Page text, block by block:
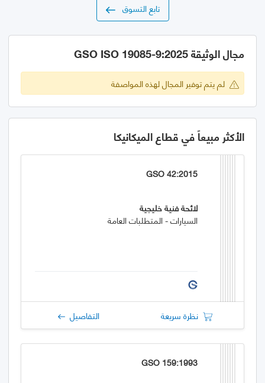
تابع التسوق
مجال الوثيقة GSO ISO 19085-9:2025
لم يتم توفير المجال لهذه المواصفة
الأكثر مبيعاً في قطاع الميكانيكا
GSO 42:2015
لائحة فنية خليجية
السيارات - المتطلبات العامة
نظرة سريعة التفاصيل
GSO 159:1993